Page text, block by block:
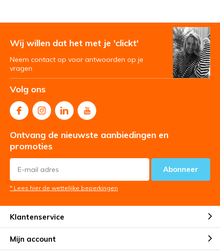
Wij willen dat het met je 'clickt'
Neem contact op voor antwoorden op je
vragen
Volg ons
Ontvang de nieuwste aanbiedingen en
promoties
Abonneer
* Lees hier de wettelijke beperkingen
Klantenservice
Mijn account